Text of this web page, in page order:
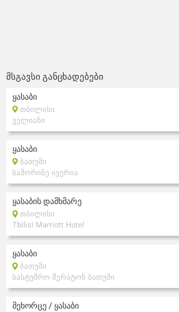
მსგავსი განცხადებები
ყასაბი
თბილისი
ველიანი
ყასაბი
ბათუმი
სამორინე ივერია
ყასაბის დამხმარე
თბილისი
Tbilisi Marriott Hotel
ყასაბი
ბათუმი
სასტუმრო შერატონ ბათუმი
მეხორცე / ყასაბი